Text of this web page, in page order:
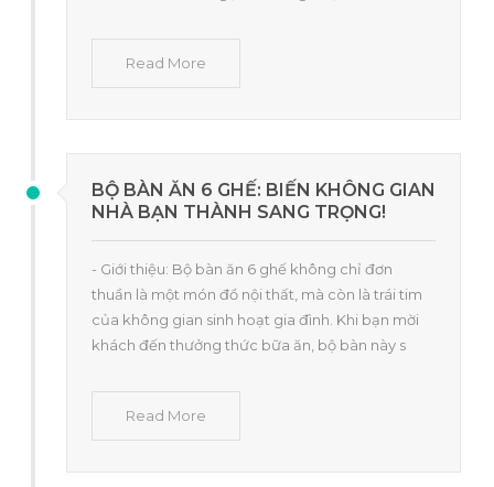
Read More
BỘ BÀN ĂN 6 GHẾ: BIẾN KHÔNG GIAN
NHÀ BẠN THÀNH SANG TRỌNG!
- Giới thiệu: Bộ bàn ăn 6 ghế không chỉ đơn
thuần là một món đồ nội thất, mà còn là trái tim
của không gian sinh hoạt gia đình. Khi bạn mời
khách đến thưởng thức bữa ăn, bộ bàn này s
Read More